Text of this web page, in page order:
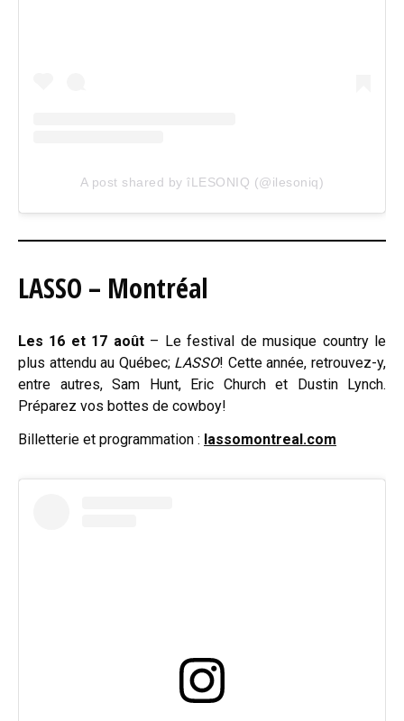
A post shared by îLESONIQ (@ilesoniq)
LASSO – Montréal
Les 16 et 17 août– Le festival de musique country le
plus attendu au Québec; LASSO! Cette année, retrouvez-y,
entre autres, Sam Hunt, Eric Church et Dustin Lynch.
Préparez vos bottes de cowboy!
Billetterie et programmation : lassomontreal.com